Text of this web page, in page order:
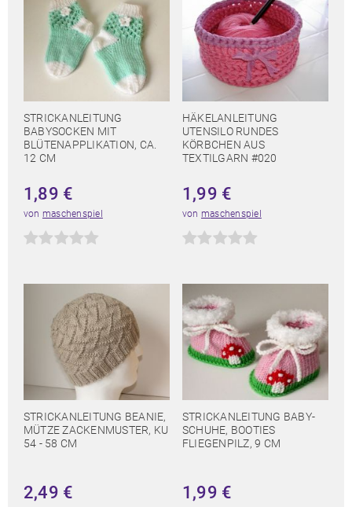
STRICKANLEITUNG
BABYSOCKEN MIT
BLÜTENAPPLIKATION, CA.
12 CM
1,89 €
von maschenspiel
HÄKELANLEITUNG
UTENSILO RUNDES
KÖRBCHEN AUS
TEXTILGARN #020
1,99 €
von maschenspiel
STRICKANLEITUNG BEANIE,
MÜTZE ZACKENMUSTER, KU
54 - 58 CM
2,49 €
STRICKANLEITUNG BABY-
SCHUHE, BOOTIES
FLIEGENPILZ, 9 CM
1,99 €